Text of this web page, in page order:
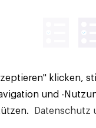
klicken,
und -
Datenschutz